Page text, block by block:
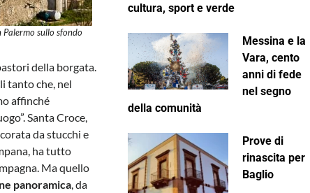
Palermo sullo sfondo
della borgata.
tanto che, nel
affinché
Santa Croce,
da stucchi e
ha tutto
Ma quello
panoramica , da
cultura, sport e verde
Messina e la
Vara, cento
anni di fede
nel segno
della comunità
Prove di
rinascita per
Baglio